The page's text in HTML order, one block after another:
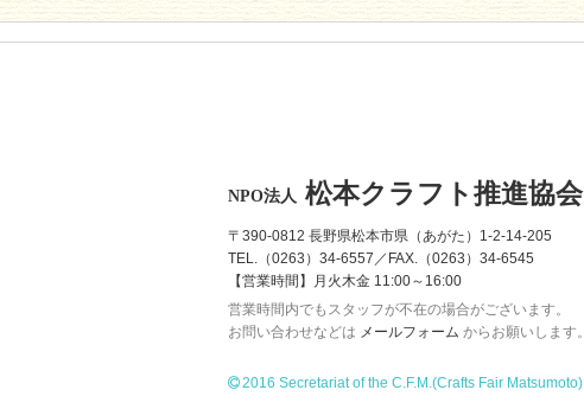
NPO法人 松本クラフト推進協会
〒390-0812 長野県松本市県（あがた）1-2-14-205
TEL.（0263）34-6557／FAX.（0263）34-6545
【営業時間】月火木金 11:00～16:00
営業時間内でもスタッフが不在の場合がございます。
お問い合わせなどは メールフォーム からお願いします。
2016 Secretariat of the C.F.M.(Crafts Fair Matsumoto)